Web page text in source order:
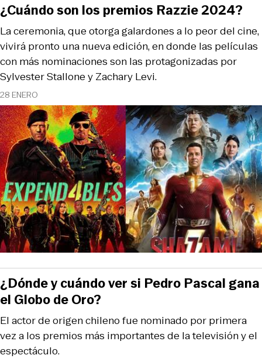
28 ENERO
La ceremonia, que otorga galardones a lo peor del cine,
vivirá pronto una nueva edición, en donde las películas
con más nominaciones son las protagonizadas por
Sylvester Stallone y Zachary Levi.
¿Cuándo son los premios Razzie 2024?
El actor de origen chileno fue nominado por primera
vez a los premios más importantes de la televisión y el
espectáculo.
¿Dónde y cuándo ver si Pedro Pascal gana
el Globo de Oro?